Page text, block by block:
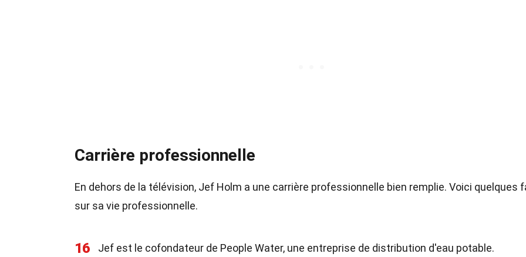
Carrière professionnelle
En dehors de la télévision, Jef Holm a une carrière professionnelle bien remplie. Voici quelques
sur sa vie professionnelle.
16 Jef est le cofondateur de People Water, une entreprise de distribution d'eau potable.